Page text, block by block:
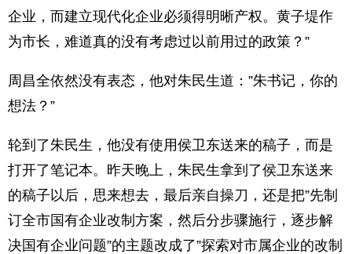
企业，而建立现代化企业必须得明晰产权。黄子堤作
为市长，难道真的没有考虑过以前用过的政策？”
周昌全依然没有表态，他对朱民生道：”朱书记，你的
想法？”
轮到了朱民生，他没有使用侯卫东送来的稿子，而是
打开了笔记本。昨天晚上，朱民生拿到了侯卫东送来
的稿子以后，思来想去，最后亲自操刀，还是把”先制
订全市国有企业改制方案，然后分步骤施行，逐步解
决国有企业问题”的主题改成了”探索对市属企业的改制